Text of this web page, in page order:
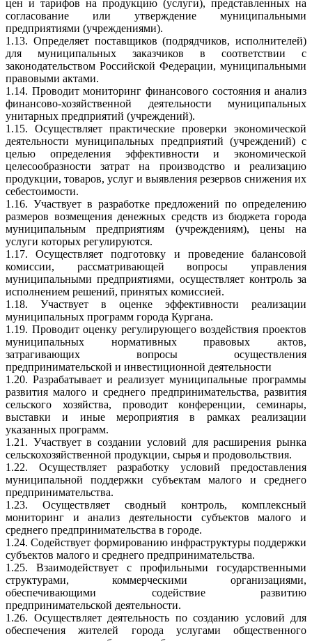
цен и тарифов на продукцию (услуги), представленных на
согласование или утверждение муниципальными
предприятиями (учреждениями).
1.13. Определяет поставщиков (подрядчиков, исполнителей)
для муниципальных заказчиков в соответствии с
законодательством Российской Федерации, муниципальными
правовыми актами.
1.14. Проводит мониторинг финансового состояния и анализ
финансово-хозяйственной деятельности муниципальных
унитарных предприятий (учреждений).
1.15. Осуществляет практические проверки экономической
деятельности муниципальных предприятий (учреждений) с
целью определения эффективности и экономической
целесообразности затрат на производство и реализацию
продукции, товаров, услуг и выявления резервов снижения их
себестоимости.
1.16. Участвует в разработке предложений по определению
размеров возмещения денежных средств из бюджета города
муниципальным предприятиям (учреждениям), цены на
услуги которых регулируются.
1.17. Осуществляет подготовку и проведение балансовой
комиссии, рассматривающей вопросы управления
муниципальными предприятиями, осуществляет контроль за
исполнением решений, принятых комиссией.
1.18. Участвует в оценке эффективности реализации
муниципальных программ города Кургана.
1.19. Проводит оценку регулирующего воздействия проектов
муниципальных нормативных правовых актов,
затрагивающих вопросы осуществления
предпринимательской и инвестиционной деятельности
1.20. Разрабатывает и реализует муниципальные программы
развития малого и среднего предпринимательства, развития
сельского хозяйства, проводит конференции, семинары,
выставки и иные мероприятия в рамках реализации
указанных программ.
1.21. Участвует в создании условий для расширения рынка
сельскохозяйственной продукции, сырья и продовольствия.
1.22. Осуществляет разработку условий предоставления
муниципальной поддержки субъектам малого и среднего
предпринимательства.
1.23. Осуществляет сводный контроль, комплексный
мониторинг и анализ деятельности субъектов малого и
среднего предпринимательства в городе.
1.24. Содействует формированию инфраструктуры поддержки
субъектов малого и среднего предпринимательства.
1.25. Взаимодействует с профильными государственными
структурами, коммерческими организациями,
обеспечивающими содействие развитию
предпринимательской деятельности.
1.26. Осуществляет деятельность по созданию условий для
обеспечения жителей города услугами общественного